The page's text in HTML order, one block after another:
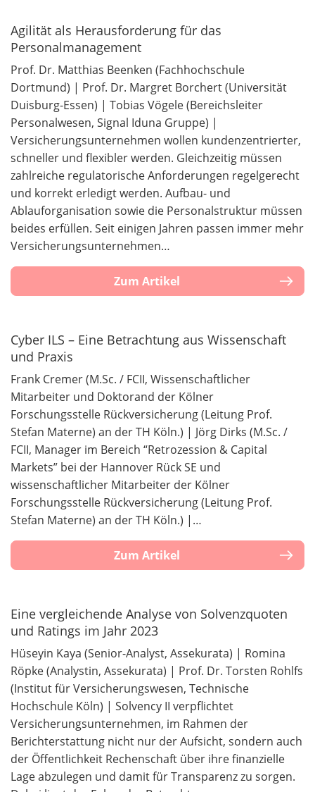
Agilität als Herausforderung für das
Personalmanagement
Prof. Dr. Matthias Beenken (Fachhochschule
Dortmund) | Prof. Dr. Margret Borchert (Universität
Duisburg-Essen) | Tobias Vögele (Bereichsleiter
Personalwesen, Signal Iduna Gruppe) |
Versicherungsunternehmen wollen kundenzentrierter,
schneller und flexibler werden. Gleichzeitig müssen
zahlreiche regulatorische Anforderungen regelgerecht
und korrekt erledigt werden. Aufbau- und
Ablauforganisation sowie die Personalstruktur müssen
beides erfüllen. Seit einigen Jahren passen immer mehr
Versicherungsunternehmen…
Zum Artikel
Cyber ILS – Eine Betrachtung aus Wissenschaft
und Praxis
Frank Cremer (M.Sc. / FCII, Wissenschaftlicher
Mitarbeiter und Doktorand der Kölner
Forschungsstelle Rückversicherung (Leitung Prof.
Stefan Materne) an der TH Köln.) | Jörg Dirks (M.Sc. /
FCII, Manager im Bereich “Retrozession & Capital
Markets” bei der Hannover Rück SE und
wissenschaftlicher Mitarbeiter der Kölner
Forschungsstelle Rückversicherung (Leitung Prof.
Stefan Materne) an der TH Köln.) |…
Zum Artikel
Eine vergleichende Analyse von Solvenzquoten
und Ratings im Jahr 2023
Hüseyin Kaya (Senior-Analyst, Assekurata) | Romina
Röpke (Analystin, Assekurata) | Prof. Dr. Torsten Rohlfs
(Institut für Versicherungswesen, Technische
Hochschule Köln) | Solvency II verpflichtet
Versicherungsunternehmen, im Rahmen der
Berichterstattung nicht nur der Aufsicht, sondern auch
der Öffentlichkeit Rechenschaft über ihre finanzielle
Lage abzulegen und damit für Transparenz zu sorgen.